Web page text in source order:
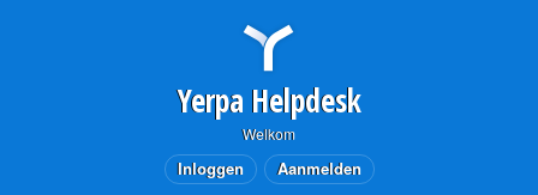
Yerpa Helpdesk
Welkom
Inloggen Aanmelden